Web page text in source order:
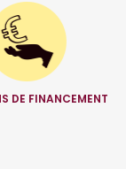
DE FINANCEMENT